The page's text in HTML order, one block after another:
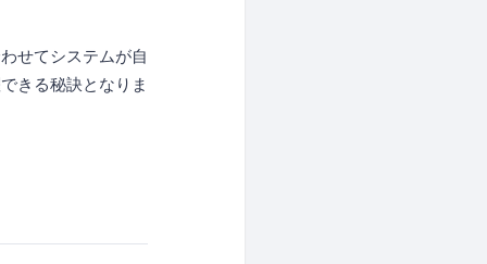
せてシステムが自
きる秘訣となりま